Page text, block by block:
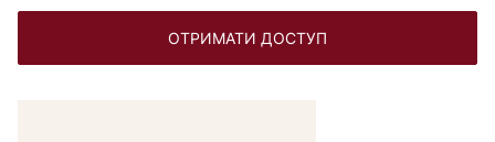
ОТРИМАТИ ДОСТУП